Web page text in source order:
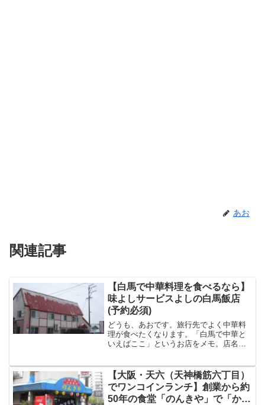
あお
関連記事
【白馬で中華料理を食べるなら】
味よしサービスよしの白馬飯店
(予約必須)
どうも、あおです。旅行先でよく中華料
理が食べたくなります。「白馬で中華と
いえばここ」というお店をメモ。店名
せん。私と入れ違いに、満席だと断られ
ているお客さんが去って行き...
【大阪・天六（天神橋筋六丁目）
でワンコインランチ】創業から約
50年の食堂「のんきや」で「かけ